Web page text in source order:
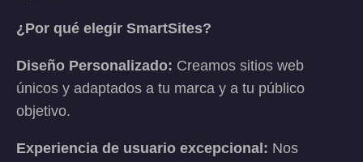
¿Por qué elegir SmartSites?
Diseño Personalizado: Creamos sitios web
únicos y adaptados a tu marca y a tu público
objetivo.
Experiencia de usuario excepcional: Nos